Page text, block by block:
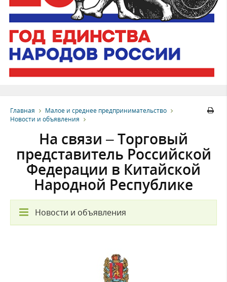
Главная
Малое и среднее предпринимательство
Новости и объявления
На связи – Торговый
представитель Российской
Федерации в Китайской
Народной Республике
Новости и объявления